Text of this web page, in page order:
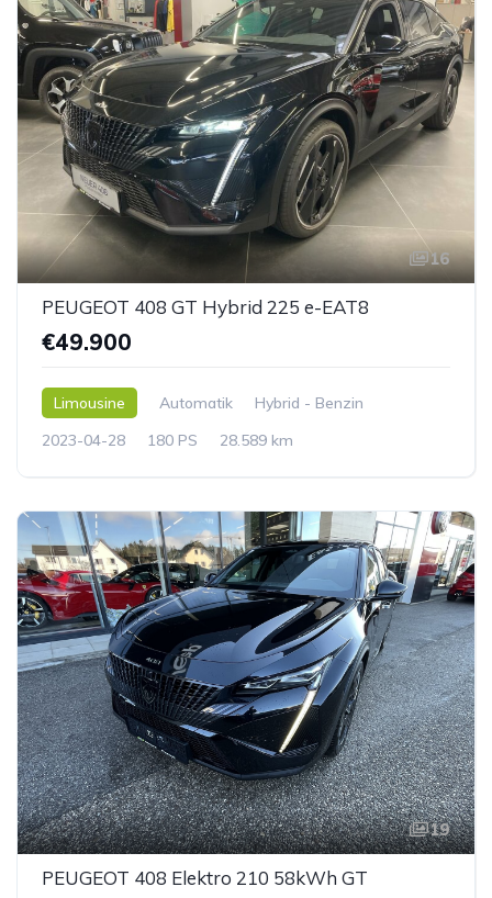
16
PEUGEOT 408 GT Hybrid 225 e-EAT8
€49.900
Limousine Automatik
Hybrid - Benzin
2023-04-28
180 PS 28.589 km
19
PEUGEOT 408 Elektro 210 58kWh GT